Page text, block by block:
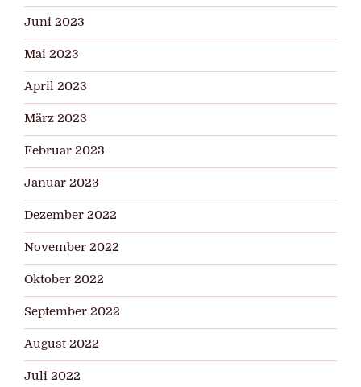
Juni 2023
Mai 2023
April 2023
März 2023
Februar 2023
Januar 2023
Dezember 2022
November 2022
Oktober 2022
September 2022
August 2022
Juli 2022